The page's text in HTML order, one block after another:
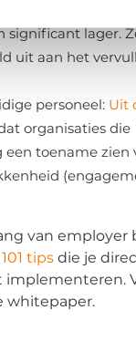
significant lager.
uit aan het
personeel: Uit
organisaties
toename zien
van employer
tips die je
whitepaper.